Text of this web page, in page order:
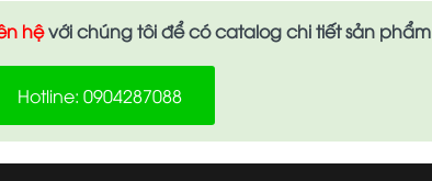
hệvới chúng tôi để có catalog chi tiết sản phẩm
Hotline: 0904287088